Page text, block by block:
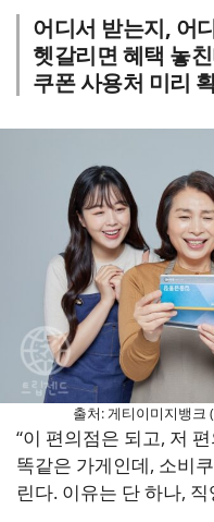
어디서 받는지, 어
헷갈리면 혜택 놓
쿠폰 사용처 미리
출처: 게티이미지뱅크
“이 편의점은 되고, 저
똑같은 가게인데, 소비
린다. 이유는 단 하나,